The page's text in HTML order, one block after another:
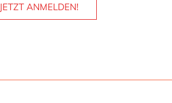
JETZT ANMELDEN!